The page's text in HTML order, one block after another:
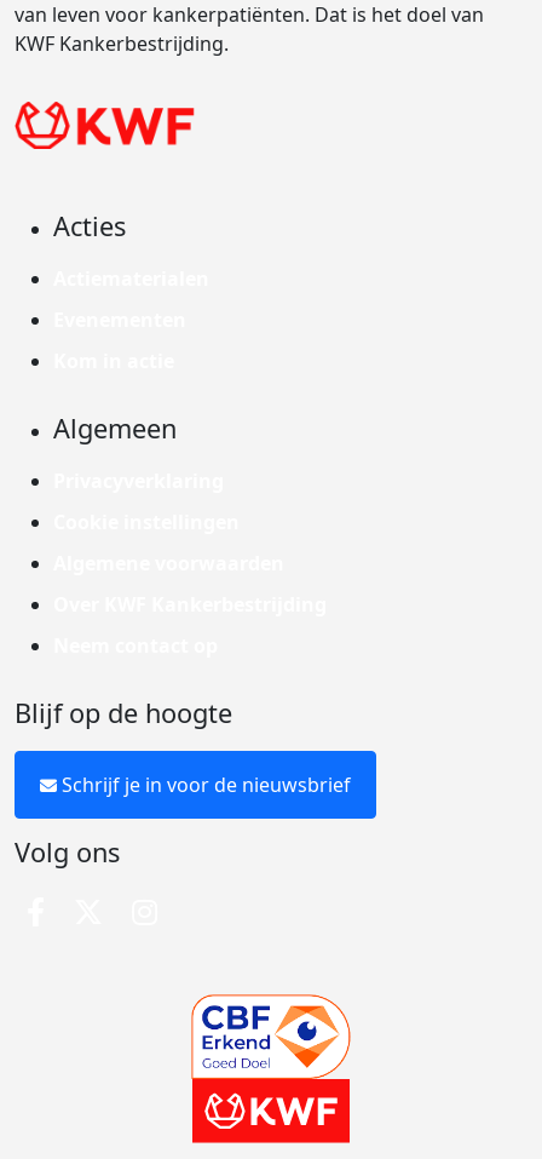
van leven voor kankerpatiënten. Dat is het doel van
KWF Kankerbestrijding.
Acties
Algemeen
Blijf op de hoogte
Schrijf je in voor de nieuwsbrief
Volg ons